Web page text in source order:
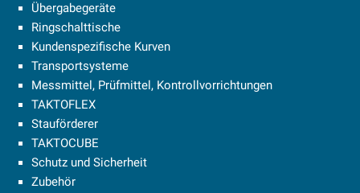
Übergabegeräte
Ringschalttische
Kundenspezifische Kurven
Transportsysteme
Messmittel, Prüfmittel, Kontrollvorrichtungen
TAKTOFLEX
Stauförderer
TAKTOCUBE
Schutz und Sicherheit
Zubehör